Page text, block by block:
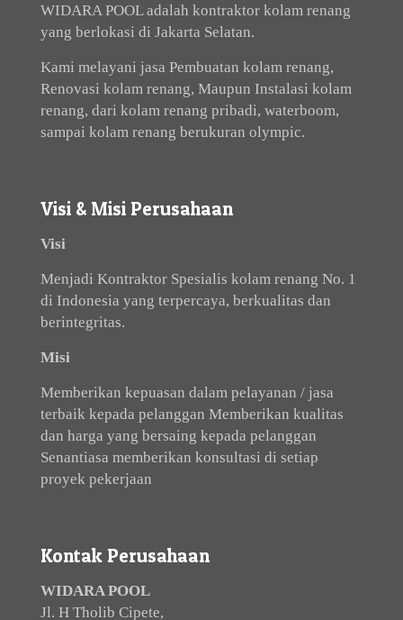
WIDARA POOL adalah kontraktor kolam renang
yang berlokasi di Jakarta Selatan.
Kami melayani jasa Pembuatan kolam renang,
Renovasi kolam renang, Maupun Instalasi kolam
renang, dari kolam renang pribadi, waterboom,
sampai kolam renang berukuran olympic.
Visi & Misi Perusahaan
Visi
Menjadi Kontraktor Spesialis kolam renang No. 1
di Indonesia yang terpercaya, berkualitas dan
berintegritas.
Misi
Memberikan kepuasan dalam pelayanan / jasa
terbaik kepada pelanggan Memberikan kualitas
dan harga yang bersaing kepada pelanggan
Senantiasa memberikan konsultasi di setiap
proyek pekerjaan
Kontak Perusahaan
WIDARA POOL
Jl. H Tholib Cipete,